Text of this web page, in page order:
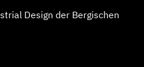
Design der Bergischen